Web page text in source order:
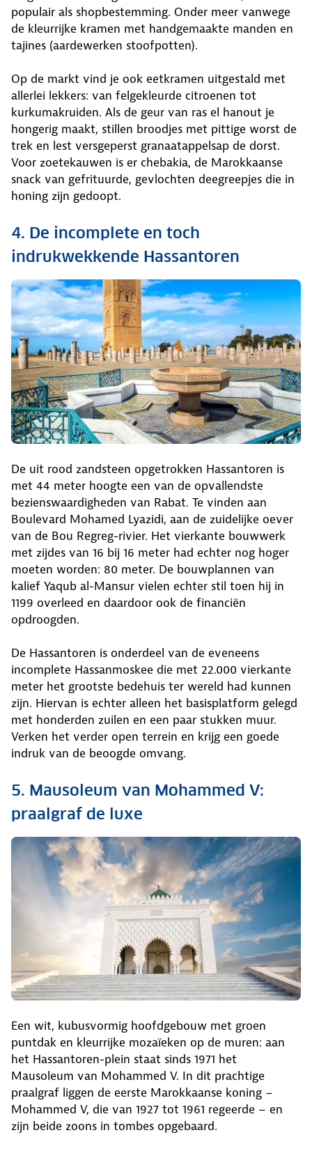
populair als shopbestemming. Onder meer vanwege
de kleurrijke kramen met handgemaakte manden en
tajines (aardewerken stoofpotten).
Op de markt vind je ook eetkramen uitgestald met
allerlei lekkers: van felgekleurde citroenen tot
kurkumakruiden. Als de geur van ras el hanout je
hongerig maakt, stillen broodjes met pittige worst de
trek en lest versgeperst granaatappelsap de dorst.
Voor zoetekauwen is er chebakia, de Marokkaanse
snack van gefrituurde, gevlochten deegreepjes die in
honing zijn gedoopt.
4. De incomplete en toch
indrukwekkende Hassantoren
De uit rood zandsteen opgetrokken Hassantoren is
met 44 meter hoogte een van de opvallendste
bezienswaardigheden van Rabat. Te vinden aan
Boulevard Mohamed Lyazidi, aan de zuidelijke oever
van de Bou Regreg-rivier. Het vierkante bouwwerk
met zijdes van 16 bij 16 meter had echter nog hoger
moeten worden: 80 meter. De bouwplannen van
kalief Yaqub al-Mansur vielen echter stil toen hij in
1199 overleed en daardoor ook de financiën
opdroogden.
De Hassantoren is onderdeel van de eveneens
incomplete Hassanmoskee die met 22.000 vierkante
meter het grootste bedehuis ter wereld had kunnen
zijn. Hiervan is echter alleen het basisplatform gelegd
met honderden zuilen en een paar stukken muur.
Verken het verder open terrein en krijg een goede
indruk van de beoogde omvang.
5. Mausoleum van Mohammed V:
praalgraf de luxe
Een wit, kubusvormig hoofdgebouw met groen
puntdak en kleurrijke mozaïeken op de muren: aan
het Hassantoren-plein staat sinds 1971 het
Mausoleum van Mohammed V. In dit prachtige
praalgraf liggen de eerste Marokkaanse koning –
Mohammed V, die van 1927 tot 1961 regeerde – en
zijn beide zoons in tombes opgebaard.